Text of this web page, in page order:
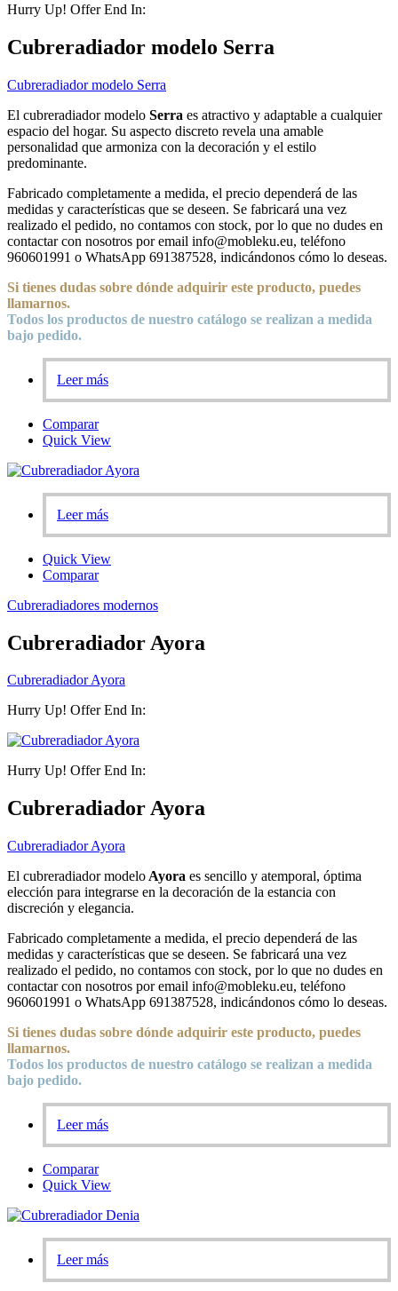
Hurry Up! Offer End In:
Cubreradiador modelo Serra
Cubreradiador modelo Serra
El cubreradiador modelo Serra es atractivo y adaptable a cualquier
espacio del hogar. Su aspecto discreto revela una amable
personalidad que armoniza con la decoración y el estilo
predominante.
Fabricado completamente a medida, el precio dependerá de las
medidas y características que se deseen. Se fabricará una vez
realizado el pedido, no contamos con stock, por lo que no dudes en
contactar con nosotros por email info@mobleku.eu, teléfono
960601991 o WhatsApp 691387528, indicándonos cómo lo deseas.
Si tienes dudas sobre dónde adquirir este producto, puedes
llamarnos.
Todos los productos de nuestro catálogo se realizan a medida
bajo pedido.
Leer más
Comparar
Quick View
Leer más
Quick View
Comparar
Cubreradiadores modernos
Cubreradiador Ayora
Cubreradiador Ayora
Hurry Up! Offer End In:
Hurry Up! Offer End In:
Cubreradiador Ayora
Cubreradiador Ayora
El cubreradiador modelo Ayora es sencillo y atemporal, óptima
elección para integrarse en la decoración de la estancia con
discreción y elegancia.
Fabricado completamente a medida, el precio dependerá de las
medidas y características que se deseen. Se fabricará una vez
realizado el pedido, no contamos con stock, por lo que no dudes en
contactar con nosotros por email info@mobleku.eu, teléfono
960601991 o WhatsApp 691387528, indicándonos cómo lo deseas.
Si tienes dudas sobre dónde adquirir este producto, puedes
llamarnos.
Todos los productos de nuestro catálogo se realizan a medida
bajo pedido.
Leer más
Comparar
Quick View
Leer más